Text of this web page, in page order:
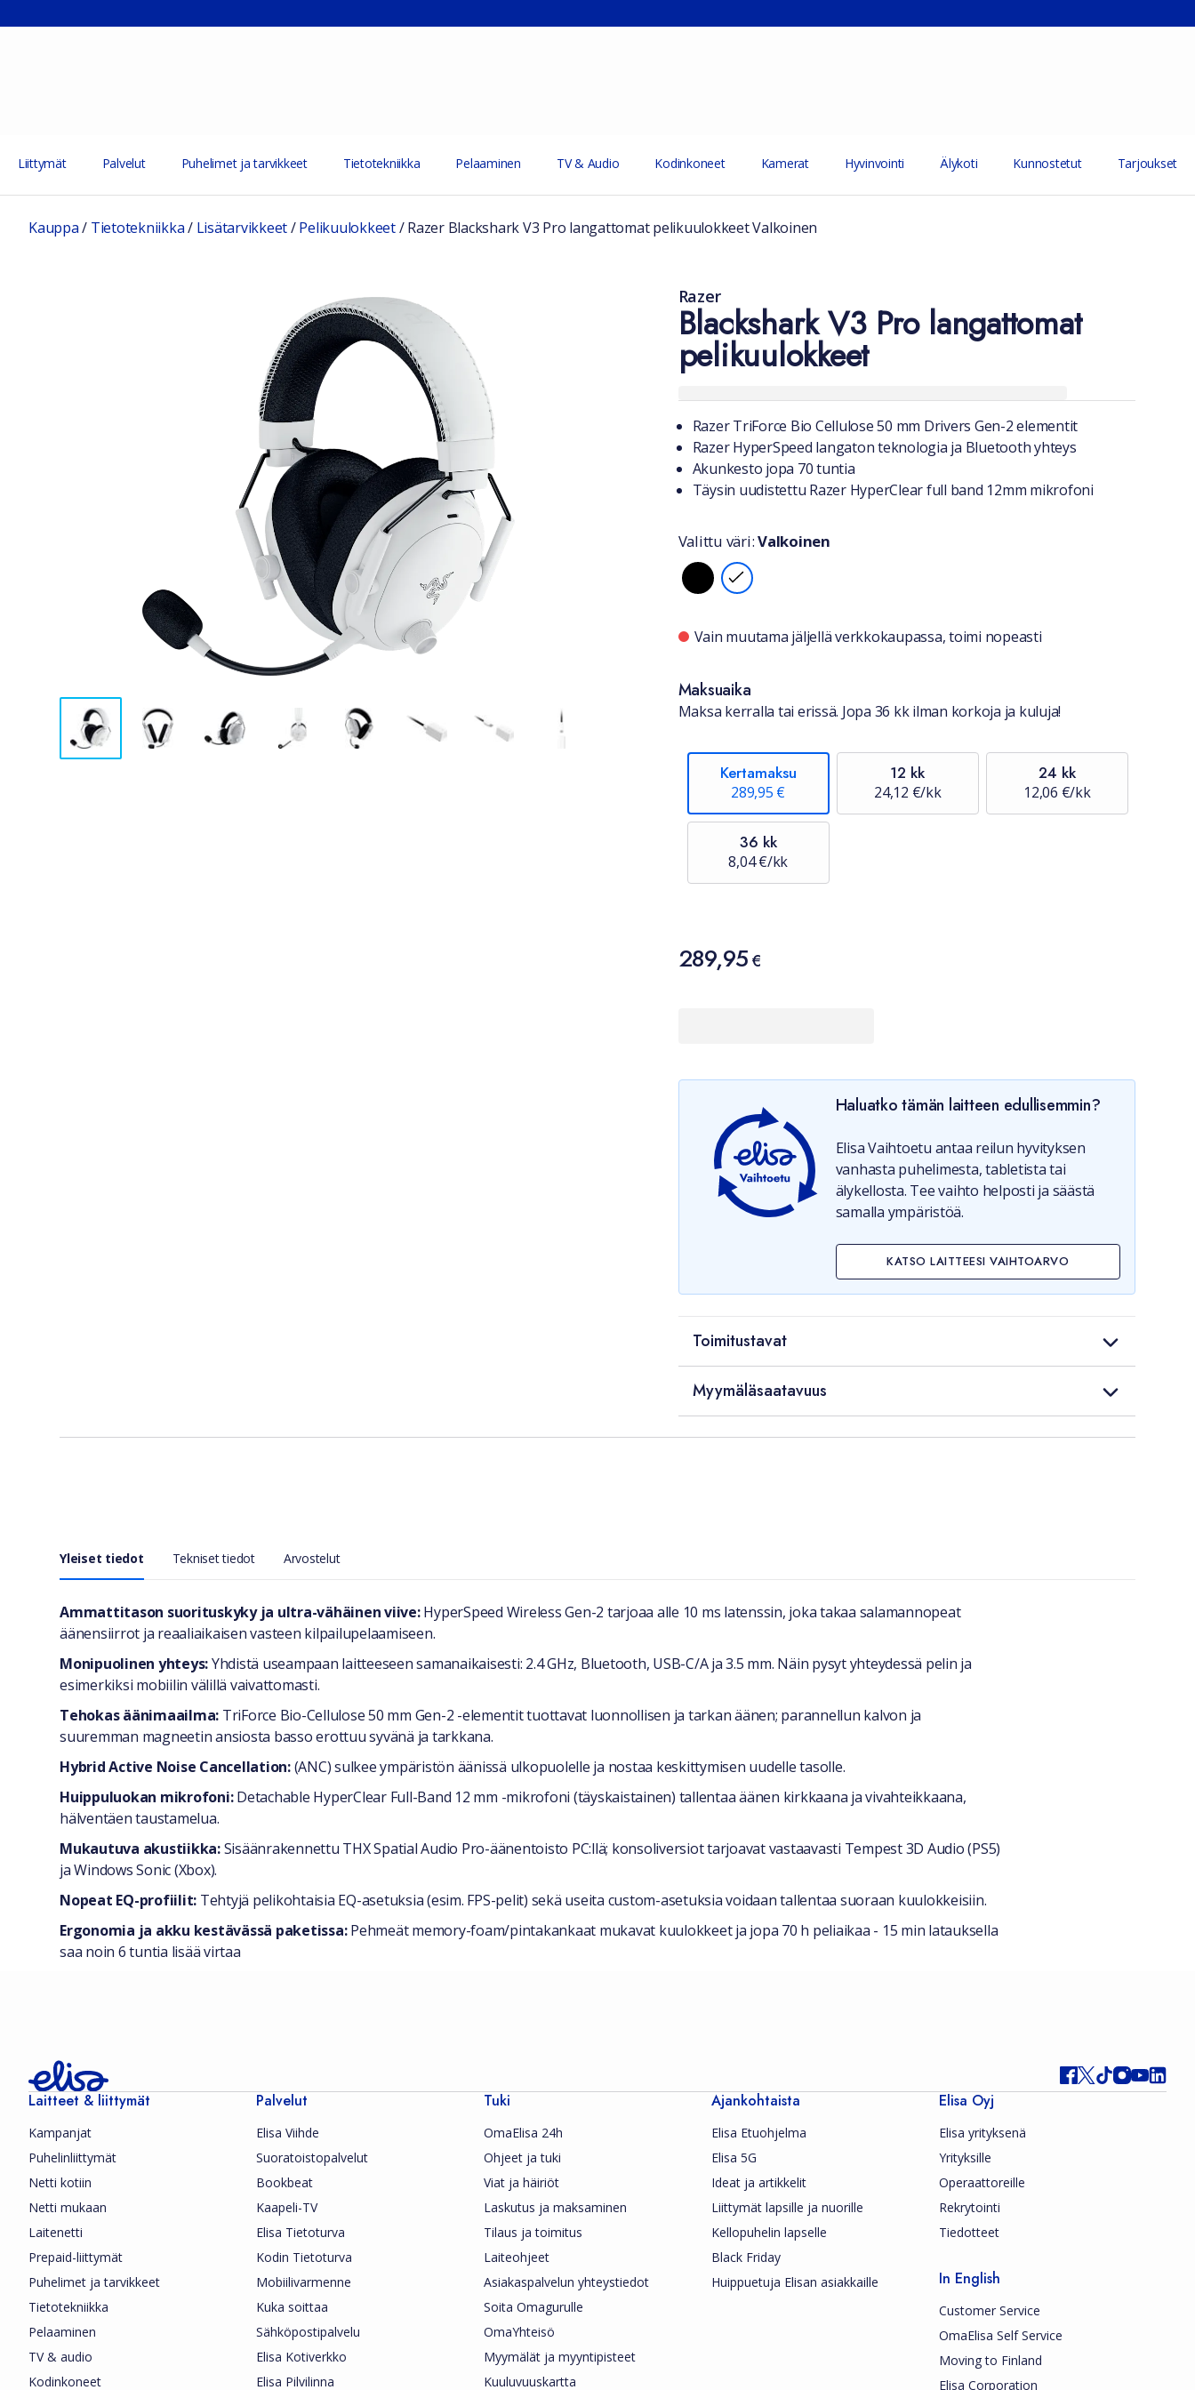
Liittymät Palvelut Puhelimet ja tarvikkeet Tietotekniikka Pelaaminen TV & Audio Kodinkoneet Kamerat Hyvinvointi Älykoti Kunnostetut Tarjoukset
Kauppa/ Tietotekniikka/ Lisätarvikkeet/Pelikuulokkeet/Razer Blackshark V3 Pro langattomat pelikuulokkeet Valkoinen
Razer
Blackshark V3 Pro langattomat
pelikuulokkeet
Tuotteesta lyhyesti
Razer TriForce Bio Cellulose 50 mm Drivers Gen-2 elementit
Razer HyperSpeed langaton teknologia ja Bluetooth yhteys
Akunkesto jopa 70 tuntia
Täysin uudistettu Razer HyperClear full band 12mm mikrofoni
Valitse väri
Valittu väri:Valkoinen
Saatavuustiedot
Vain muutama jäljellä verkkokaupassa, toimi nopeasti
Maksuaika
Maksa kerralla tai erissä. Jopa 36 kk ilman korkoja ja kuluja!
Kertamaksu
289,95 €
12 kk
24,12 €/kk
24 kk
12,06 €/kk
36 kk
8,04 €/kk
Hinta
289,95 €
289,95 €
Haluatko tämän laitteen edullisemmin?
Elisa Vaihtoetu antaa reilun hyvityksen
vanhasta puhelimesta, tabletista tai
älykellosta. Tee vaihto helposti ja säästä
samalla ympäristöä.
KATSO LAITTEESI VAIHTOARVO
Toimitustavat
Myymäläsaatavuus
Yleiset tiedot Tekniset tiedot Arvostelut
Yleiset tiedot
Ammattitason suorituskyky ja ultra-vähäinen viive:HyperSpeed Wireless Gen-2 tarjoaa alle 10 ms latenssin, joka takaa salamannopeat
äänensiirrot ja reaaliaikaisen vasteen kilpailupelaamiseen.
Monipuolinen yhteys:Yhdistä useampaan laitteeseen samanaikaisesti: 2.4 GHz, Bluetooth, USB-C/A ja 3.5 mm. Näin pysyt yhteydessä pelin ja
esimerkiksi mobiilin välillä vaivattomasti.
Tehokas äänimaailma: TriForce Bio-Cellulose 50 mm Gen-2 -elementit tuottavat luonnollisen ja tarkan äänen; parannellun kalvon ja
suuremman magneetin ansiosta basso erottuu syvänä ja tarkkana.
Hybrid Active Noise Cancellation:(ANC) sulkee ympäristön äänissä ulkopuolelle ja nostaa keskittymisen uudelle tasolle.
Huippuluokan mikrofoni:Detachable HyperClear Full-Band 12 mm -mikrofoni (täyskaistainen) tallentaa äänen kirkkaana ja vivahteikkaana,
hälventäen taustamelua.
Mukautuva akustiikka:Sisäänrakennettu THX Spatial Audio Pro-äänentoisto PC:llä; konsoliversiot tarjoavat vastaavasti Tempest 3D Audio (PS5)
ja Windows Sonic (Xbox).
Nopeat EQ-profiilit: Tehtyjä pelikohtaisia EQ-asetuksia (esim. FPS-pelit) sekä useita custom-asetuksia voidaan tallentaa suoraan kuulokkeisiin.
Ergonomia ja akku kestävässä paketissa:Pehmeät memory-foam/pintakankaat mukavat kuulokkeet ja jopa 70 h peliaikaa - 15 min latauksella
saa noin 6 tuntia lisää virtaa
Laitteet & liittymät
Kampanjat
Puhelinliittymät
Netti kotiin
Netti mukaan
Laitenetti
Prepaid-liittymät
Puhelimet ja tarvikkeet
Tietotekniikka
Pelaaminen
TV & audio
Kodinkoneet
Palvelut
Elisa Viihde
Suoratoistopalvelut
Bookbeat
Kaapeli-TV
Elisa Tietoturva
Kodin Tietoturva
Mobiilivarmenne
Kuka soittaa
Sähköpostipalvelu
Elisa Kotiverkko
Elisa Pilvilinna
Tuki
OmaElisa 24h
Ohjeet ja tuki
Viat ja häiriöt
Laskutus ja maksaminen
Tilaus ja toimitus
Laiteohjeet
Asiakaspalvelun yhteystiedot
Soita Omagurulle
OmaYhteisö
Myymälät ja myyntipisteet
Kuuluvuuskartta
Ajankohtaista
Elisa Etuohjelma
Elisa 5G
Ideat ja artikkelit
Liittymät lapsille ja nuorille
Kellopuhelin lapselle
Black Friday
Huippuetuja Elisan asiakkaille
Elisa Oyj
Elisa yrityksenä
Yrityksille
Operaattoreille
Rekrytointi
Tiedotteet
In English
Customer Service
OmaElisa Self Service
Moving to Finland
Elisa Corporation